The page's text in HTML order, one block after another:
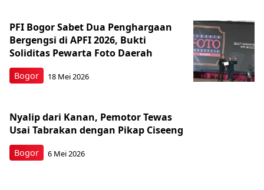
Bogor
PFI Bogor Sabet Dua Penghargaan
Bergengsi di APFI 2026, Bukti
Soliditas Pewarta Foto Daerah
18 Mei 2026
Bogor
Nyalip dari Kanan, Pemotor Tewas
Usai Tabrakan dengan Pikap Ciseeng
6 Mei 2026